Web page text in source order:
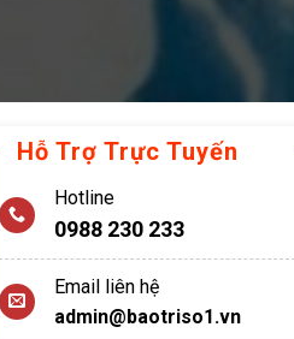
Hỗ Trợ Trực Tuyến
Hotline
0988 230 233
Email liên hệ
admin@baotriso1.vn